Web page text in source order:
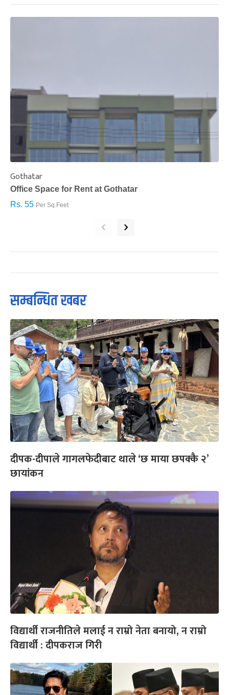
Gothatar
Office Space for Rent at Gothatar
Rs. 55 Per Sq.Feet
‹ ›
सम्बन्धित खबर
दीपक-दीपाले गागलफेदीबाट थाले ‘छ माया छपक्कै २’
छायांकन
विद्यार्थी राजनीतिले मलाई न राम्रो नेता बनायो, न राम्रो
विद्यार्थी : दीपकराज गिरी